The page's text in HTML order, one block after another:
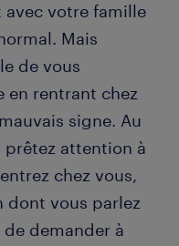
avec votre famille
Mais
de vous
en rentrant chez
signe. Au
prêtez attention à
chez vous,
dont vous parlez
demander à